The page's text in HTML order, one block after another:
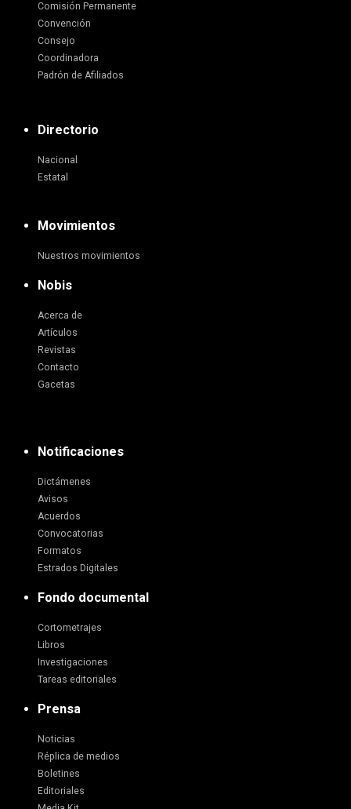
Comisión Permanente
Convención
Consejo
Coordinadora
Padrón de Afiliados
Directorio
Nacional
Estatal
Movimientos
Nuestros movimientos
Nobis
Acerca de
Artículos
Revistas
Contacto
Gacetas
Notificaciones
Dictámenes
Avisos
Acuerdos
Convocatorias
Formatos
Estrados Digitales
Fondo documental
Cortometrajes
Libros
Investigaciones
Tareas editoriales
Prensa
Noticias
Réplica de medios
Boletines
Editoriales